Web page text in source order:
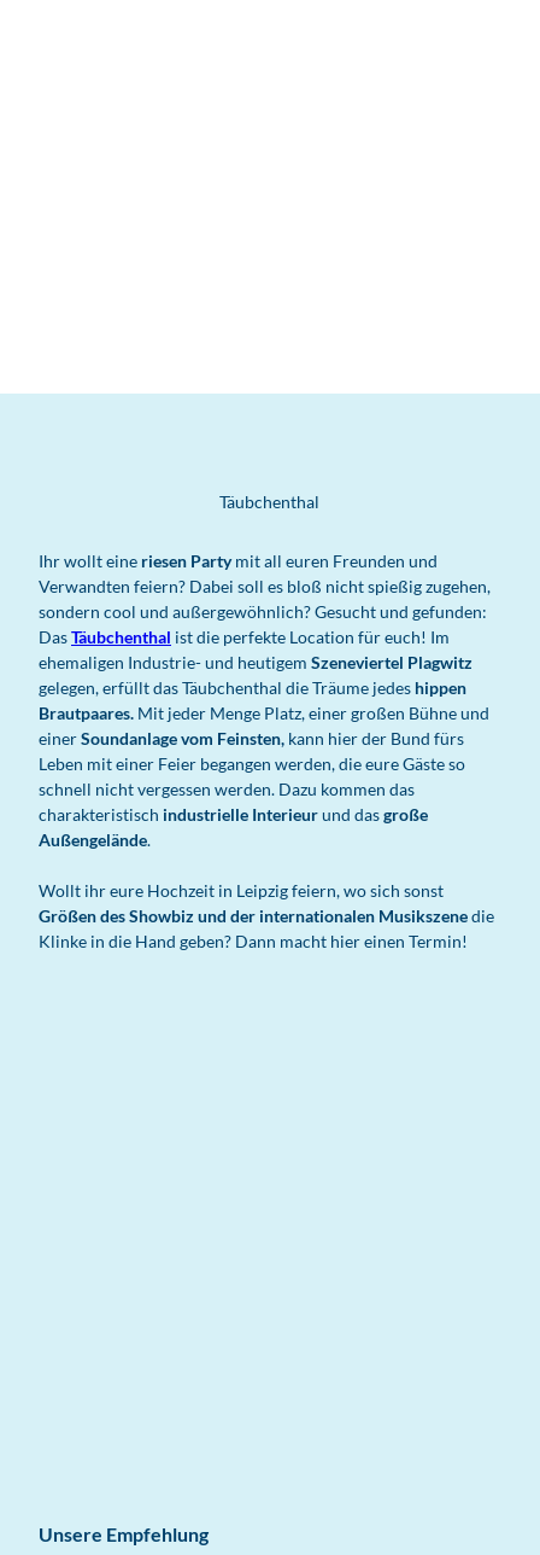
Täubchenthal
Ihr wollt eine riesen Partymit all euren Freunden und
Verwandten feiern? Dabei soll es bloß nicht spießig zugehen,
sondern cool und außergewöhnlich? Gesucht und gefunden:
DasTäubchenthal ist die perfekte Location für euch! Im
ehemaligen Industrie- und heutigem Szeneviertel Plagwitz
gelegen, erfüllt das Täubchenthal die Träume jedes hippen
Brautpaares. Mit jeder Menge Platz, einer großen Bühne und
einerSoundanlage vom Feinsten, kann hier der Bund fürs
Leben mit einer Feier begangen werden, die eure Gäste so
schnell nicht vergessen werden. Dazu kommen das
charakteristisch industrielle Interieurund dasgroße
Außengelände.
Wollt ihr eure Hochzeit in Leipzig feiern, wo sich sonst
Größen des Showbiz und der internationalen Musikszenedie
Klinke in die Hand geben? Dann macht hier einen Termin!
Unsere Empfehlung